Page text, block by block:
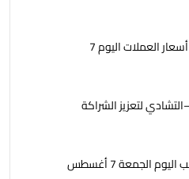
الدينار الكويتي بـ 162.32 جنيهًا.. أسعار العملات اليوم 7
لتعزيز الشراكة
عيار 21بـ 5980 جنيها.. سعر الذهب اليوم الجمعة 7 أغسطس